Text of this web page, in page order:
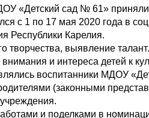
«Детский сад № 61»
с 1 по 17 мая 2020 года в
Республики Карелия.
творчества, выявление
и интереса детей к
воспитанники МДОУ
(законными
и поделками в